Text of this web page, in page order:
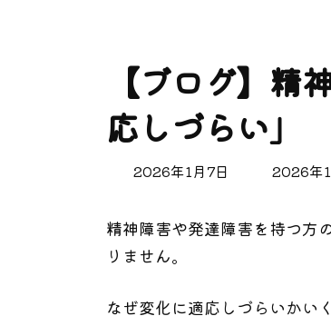
【ブログ】精
応しづらい」
2026年1月7日
最
新
2026年
精神障害や発達障害を持つ方
りません。
なぜ変化に適応しづらいかい